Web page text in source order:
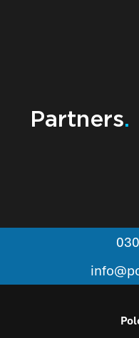
Partners.